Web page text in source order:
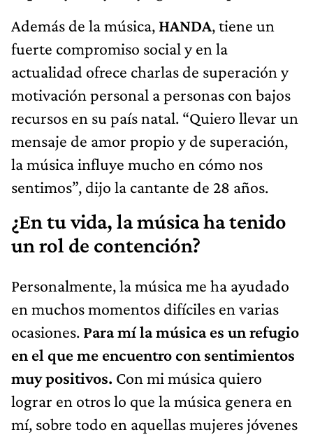
Además de la música, HANDA, tiene un
fuerte compromiso social y en la
actualidad ofrece charlas de superación y
motivación personal a personas con bajos
recursos en su país natal. “Quiero llevar un
mensaje de amor propio y de superación,
la música influye mucho en cómo nos
sentimos”, dijo la cantante de 28 años.
¿En tu vida, la música ha tenido
un rol de contención?
Personalmente, la música me ha ayudado
en muchos momentos difíciles en varias
ocasiones. Para mí la música es un refugio
en el que me encuentro con sentimientos
muy positivos. Con mi música quiero
lograr en otros lo que la música genera en
mí, sobre todo en aquellas mujeres jóvenes